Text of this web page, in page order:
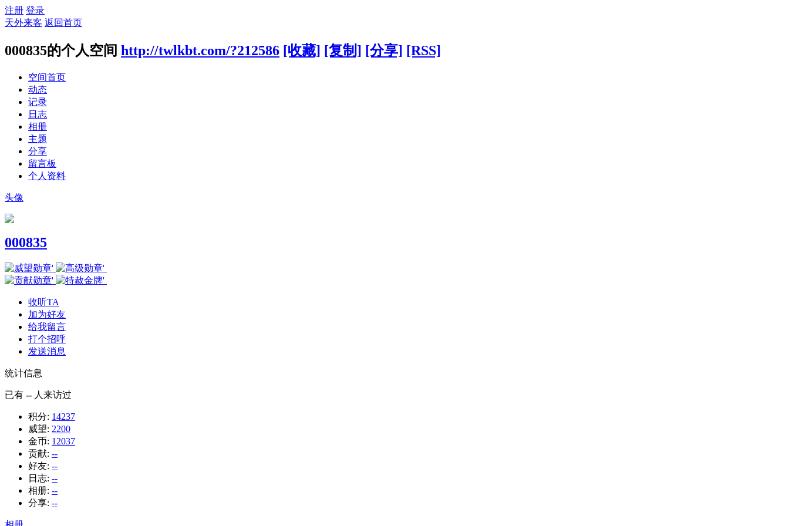
注册 登录
天外来客 返回首页
000835的个人空间 http://twlkbt.com/?212586 [收藏] [复制] [分享] [RSS]
空间首页
动态
记录
日志
相册
主题
分享
留言板
个人资料
头像
000835
收听TA
加为好友
给我留言
打个招呼
发送消息
统计信息
已有 -- 人来访过
积分: 14237
威望: 2200
金币: 12037
贡献: --
好友: --
日志: --
相册: --
分享: --